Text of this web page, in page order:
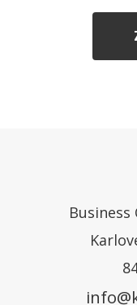
Business